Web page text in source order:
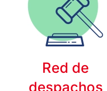
Red de
despachos